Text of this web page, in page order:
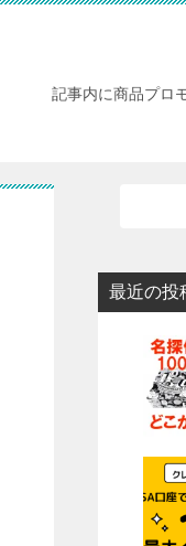
記事内に商品プロ
最近の投